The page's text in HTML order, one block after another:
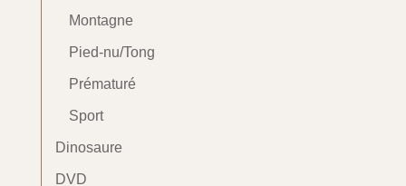
Montagne
Pied-nu/Tong
Prématuré
Sport
Dinosaure
DVD